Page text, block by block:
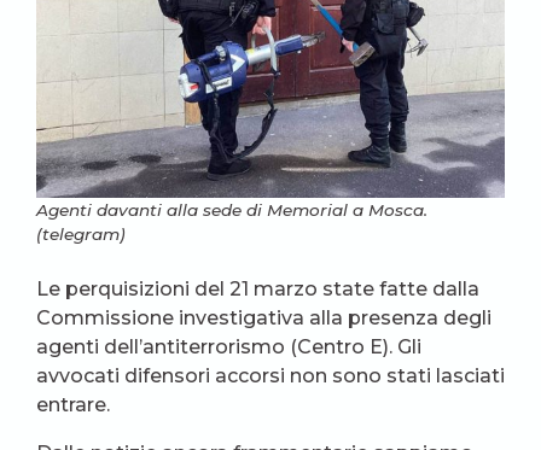
Agenti davanti alla sede di Memorial a Mosca.
(telegram)
Le perquisizioni del 21 marzo state fatte dalla
Commissione investigativa alla presenza degli
agenti dell’antiterrorismo (Centro E). Gli
avvocati difensori accorsi non sono stati lasciati
entrare.